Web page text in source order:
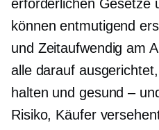
erforderlichen Gesetze
können entmutigend
und Zeitaufwendig am
alle darauf
halten und gesund –
Risiko, Käufer